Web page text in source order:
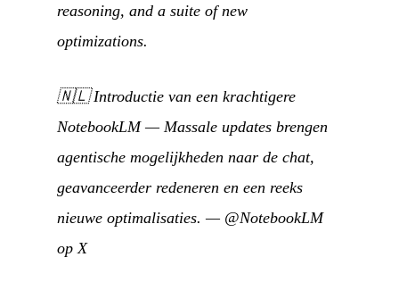
reasoning, and a suite of new
optimizations.
🇳🇱Introductie van een krachtigere
NotebookLM — Massale updates brengen
agentische mogelijkheden naar de chat,
geavanceerder redeneren en een reeks
nieuwe optimalisaties. — @NotebookLM
op X